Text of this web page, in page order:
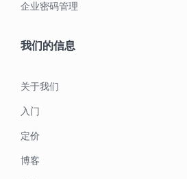
企业密码管理
我们的信息
关于我们
入门
定价
博客